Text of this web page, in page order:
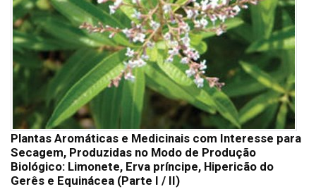
Plantas Aromáticas e Medicinais com Interesse para
Secagem, Produzidas no Modo de Produção
Biológico: Limonete, Erva príncipe, Hipericão do
Gerês e Equinácea (Parte I / II)